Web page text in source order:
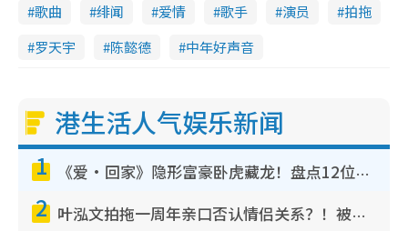
歌曲 绯闻 爱情 歌手 演员
拍拖
罗天宇
陈懿德 中年好声音
港生活人气娱乐新闻
1 《爱·回家》隐形富豪卧虎藏龙！盘点12位财气逼人的有钱艺人：这位美女3亿身家不愁做
2 叶泓文拍拖一周年亲口否认情侣关系？！被质疑感情造假竟称GM“普通同事”